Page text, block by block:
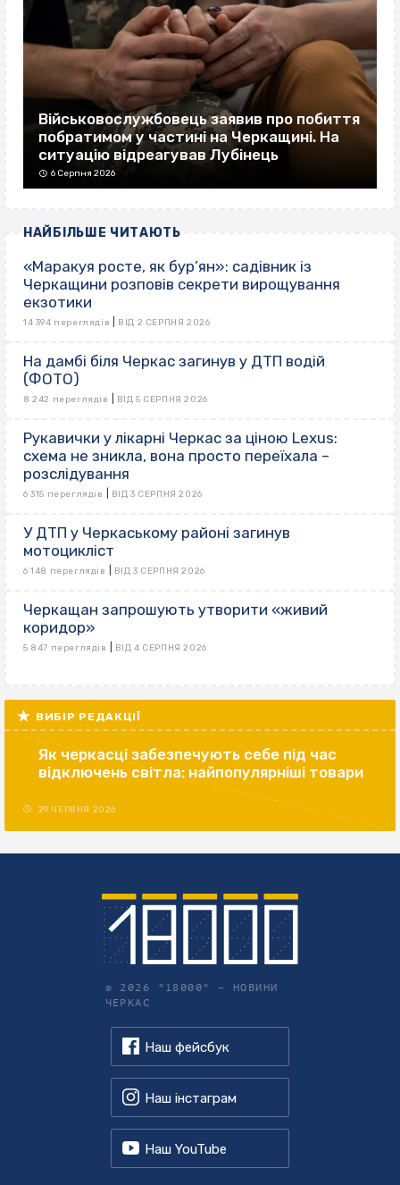
Військовослужбовець заявив про побиття
побратимом у частині на Черкащині. На
ситуацію відреагував Лубінець
6 Серпня 2026
НАЙБІЛЬШЕ ЧИТАЮТЬ
«Маракуя росте, як бур’ян»: садівник із
Черкащини розповів секрети вирощування
екзотики
14 394 переглядів ВІД 2 СЕРПНЯ 2026
На дамбі біля Черкас загинув у ДТП водій
(ФОТО)
8 242 переглядів ВІД 5 СЕРПНЯ 2026
Рукавички у лікарні Черкас за ціною Lexus:
схема не зникла, вона просто переїхала –
розслідування
6 315 переглядів ВІД 3 СЕРПНЯ 2026
У ДТП у Черкаському районі загинув
мотоцикліст
6 148 переглядів ВІД 3 СЕРПНЯ 2026
Черкащан запрошують утворити «живий
коридор»
5 847 переглядів ВІД 4 СЕРПНЯ 2026
ВИБІР РЕДАКЦІЇ
Як черкасці забезпечують себе під час
відключень світла: найпопулярніші товари
29 ЧЕРВНЯ 2026
© 2026 "18000" – НОВИНИ
ЧЕРКАС
Наш фейсбук
Наш інстаграм
Наш YouTube